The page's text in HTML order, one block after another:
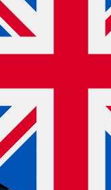
avlusing
bruk av ikke-
, se 6.3: "Etter
for fiskens velferd"
dødelighet, skader og
av denne